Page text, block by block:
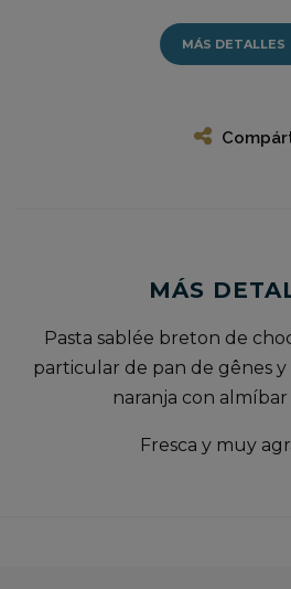
MÁS DETALLES
MÁS
Pasta sablée breton de
particular de pan de gênes
naranja con almíbar
Fresca y muy